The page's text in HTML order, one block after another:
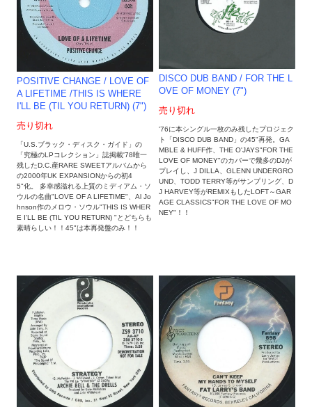
POSITIVE CHANGE / LOVE OF
A LIFETIME /THIS IS WHERE
I'LL BE (TIL YOU RETURN) (7")
売り切れ
「U.S.ブラック・ディスク・ガイド」の
「究極のLPコレクション」誌掲載'78唯一
残したD.C.産RARE SWEETアルバムから
の2000年UK EXPANSIONからの初4
5"化。 多幸感溢れる上質のミディアム・ソ
ウルの名曲"LOVE OF A LIFETIME"、Al Jo
hnson作のメロウ・ソウル"THIS IS WHER
E I'LL BE (TIL YOU RETURN) "とどちらも
素晴らしい！！45"は本再発盤のみ！！
DISCO DUB BAND / FOR THE L
OVE OF MONEY (7")
売り切れ
'76に本シングル一枚のみ残したプロジェク
ト「DISCO DUB BAND」の45"再発。GA
MBLE & HUFF作、THE O'JAYS"FOR THE
LOVE OF MONEY"のカバーで幾多のDJが
プレイし、J DILLA、GLENN UNDERGRO
UND、TODD TERRY等がサンプリング、D
J HARVEY等がREMIXもしたLOFT～GAR
AGE CLASSICS"FOR THE LOVE OF MO
NEY"！！